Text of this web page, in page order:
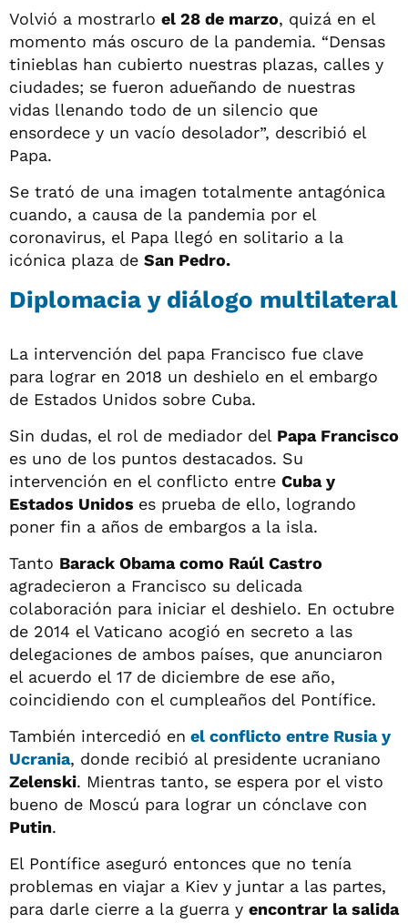
Volvió a mostrarlo el 28 de marzo, quizá en el
momento más oscuro de la pandemia. “Densas
tinieblas han cubierto nuestras plazas, calles y
ciudades; se fueron adueñando de nuestras
vidas llenando todo de un silencio que
ensordece y un vacío desolador”, describió el
Papa.
Se trató de una imagen totalmente antagónica
cuando, a causa de la pandemia por el
coronavirus, el Papa llegó en solitario a la
icónica plaza de San Pedro.
Diplomacia y diálogo multilateral
La intervención del papa Francisco fue clave
para lograr en 2018 un deshielo en el embargo
de Estados Unidos sobre Cuba.
Sin dudas, el rol de mediador del Papa Francisco
es uno de los puntos destacados. Su
intervención en el conflicto entre Cuba y
Estados Unidos es prueba de ello, logrando
poner fin a años de embargos a la isla.
Tanto Barack Obama como Raúl Castro
agradecieron a Francisco su delicada
colaboración para iniciar el deshielo. En octubre
de 2014 el Vaticano acogió en secreto a las
delegaciones de ambos países, que anunciaron
el acuerdo el 17 de diciembre de ese año,
coincidiendo con el cumpleaños del Pontífice.
También intercedió en el conflicto entre Rusia y
Ucrania, donde recibió al presidente ucraniano
Zelenski. Mientras tanto, se espera por el visto
bueno de Moscú para lograr un cónclave con
Putin.
El Pontífice aseguró entonces que no tenía
problemas en viajar a Kiev y juntar a las partes,
para darle cierre a la guerra y encontrar la salida